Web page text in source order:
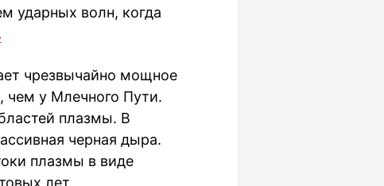
ударных волн, когда
чрезвычайно мощное
чем у Млечного Пути.
плазмы. В
черная дыра.
плазмы в виде
лет.